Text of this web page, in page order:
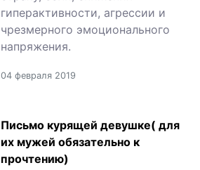
гиперактивности, агрессии и
чрезмерного эмоционального
напряжения.
04 февраля 2019
Письмо курящей девушке( для
их мужей обязательно к
прочтению)